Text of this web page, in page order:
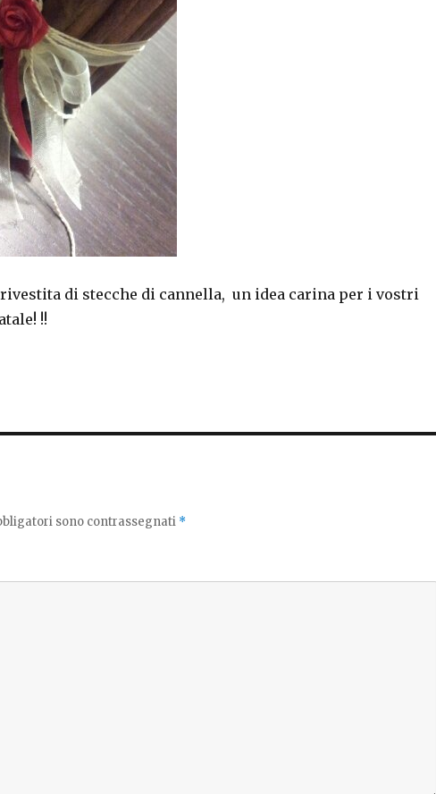
rivestita di stecche di cannella, un idea carina per i vostri
!!
sono contrassegnati *